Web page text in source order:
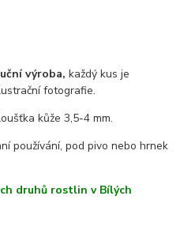
výroba, každý kus je
fotografie.
kůže 3,5-4 mm.
používání, pod pivo nebo hrnek
druhů rostlin v Bílých